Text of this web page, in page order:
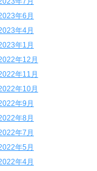
年6月
年4月
年1月
年12月
年11月
年10月
年9月
年8月
年7月
年5月
年4月